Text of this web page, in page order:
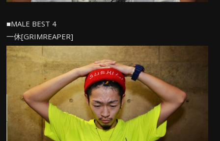
■MALE BEST 4
一休[GRIMREAPER]